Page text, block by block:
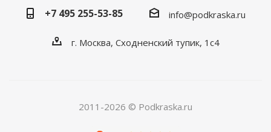
+7 495 255-53-85
info@podkraska.ru
г. Москва, Сходненский тупик, 1с4
2011-2026 © Podkraska.ru